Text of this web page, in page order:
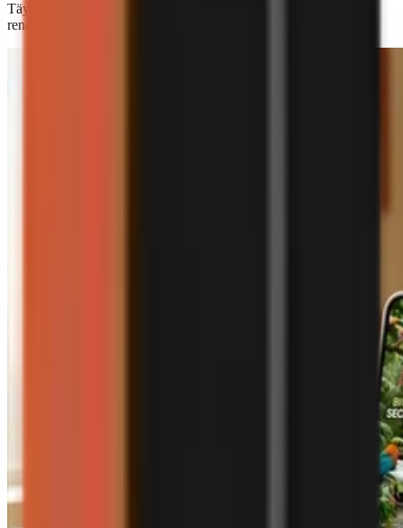
Täydellinen videomoottori – käsikirjoituksesta lopulliseen
renderöintiin.